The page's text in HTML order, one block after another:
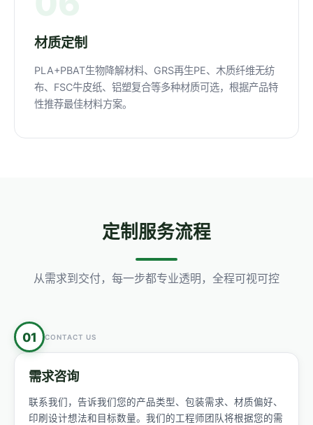
材质定制
PLA+PBAT生物降解材料、GRS再生PE、木质纤维无纺
布、FSC牛皮纸、铝塑复合等多种材质可选，根据产品特
性推荐最佳材料方案。
定制服务流程
从需求到交付，每一步都专业透明，全程可视可控
01 CONTACT US
需求咨询
联系我们，告诉我们您的产品类型、包装需求、材质偏好、
印刷设计想法和目标数量。我们的工程师团队将根据您的需